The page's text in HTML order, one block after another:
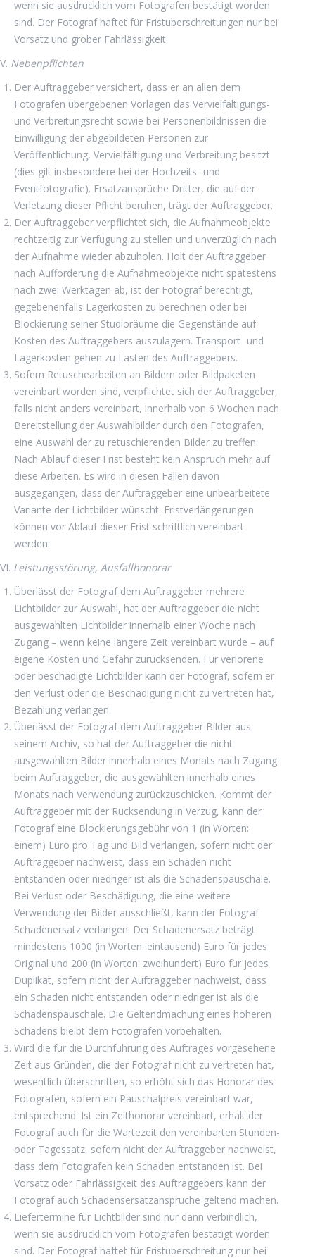
wenn sie ausdrücklich vom Fotografen bestätigt worden
sind. Der Fotograf haftet für Fristüberschreitungen nur bei
Vorsatz und grober Fahrlässigkeit.
V. Nebenpflichten
Der Auftraggeber versichert, dass er an allen dem
Fotografen übergebenen Vorlagen das Vervielfältigungs-
und Verbreitungsrecht sowie bei Personenbildnissen die
Einwilligung der abgebildeten Personen zur
Veröffentlichung, Vervielfältigung und Verbreitung besitzt
(dies gilt insbesondere bei der Hochzeits- und
Eventfotografie). Ersatzansprüche Dritter, die auf der
Verletzung dieser Pflicht beruhen, trägt der Auftraggeber.
Der Auftraggeber verpflichtet sich, die Aufnahmeobjekte
rechtzeitig zur Verfügung zu stellen und unverzüglich nach
der Aufnahme wieder abzuholen. Holt der Auftraggeber
nach Aufforderung die Aufnahmeobjekte nicht spätestens
nach zwei Werktagen ab, ist der Fotograf berechtigt,
gegebenenfalls Lagerkosten zu berechnen oder bei
Blockierung seiner Studioräume die Gegenstände auf
Kosten des Auftraggebers auszulagern. Transport- und
Lagerkosten gehen zu Lasten des Auftraggebers.
Sofern Retuschearbeiten an Bildern oder Bildpaketen
vereinbart worden sind, verpflichtet sich der Auftraggeber,
falls nicht anders vereinbart, innerhalb von 6 Wochen nach
Bereitstellung der Auswahlbilder durch den Fotografen,
eine Auswahl der zu retuschierenden Bilder zu treffen.
Nach Ablauf dieser Frist besteht kein Anspruch mehr auf
diese Arbeiten. Es wird in diesen Fällen davon
ausgegangen, dass der Auftraggeber eine unbearbeitete
Variante der Lichtbilder wünscht. Fristverlängerungen
können vor Ablauf dieser Frist schriftlich vereinbart
werden.
VI. Leistungsstörung, Ausfallhonorar
Überlässt der Fotograf dem Auftraggeber mehrere
Lichtbilder zur Auswahl, hat der Auftraggeber die nicht
ausgewählten Lichtbilder innerhalb einer Woche nach
Zugang – wenn keine längere Zeit vereinbart wurde – auf
eigene Kosten und Gefahr zurücksenden. Für verlorene
oder beschädigte Lichtbilder kann der Fotograf, sofern er
den Verlust oder die Beschädigung nicht zu vertreten hat,
Bezahlung verlangen.
Überlässt der Fotograf dem Auftraggeber Bilder aus
seinem Archiv, so hat der Auftraggeber die nicht
ausgewählten Bilder innerhalb eines Monats nach Zugang
beim Auftraggeber, die ausgewählten innerhalb eines
Monats nach Verwendung zurückzuschicken. Kommt der
Auftraggeber mit der Rücksendung in Verzug, kann der
Fotograf eine Blockierungsgebühr von 1 (in Worten:
einem) Euro pro Tag und Bild verlangen, sofern nicht der
Auftraggeber nachweist, dass ein Schaden nicht
entstanden oder niedriger ist als die Schadenspauschale.
Bei Verlust oder Beschädigung, die eine weitere
Verwendung der Bilder ausschließt, kann der Fotograf
Schadenersatz verlangen. Der Schadenersatz beträgt
mindestens 1000 (in Worten: eintausend) Euro für jedes
Original und 200 (in Worten: zweihundert) Euro für jedes
Duplikat, sofern nicht der Auftraggeber nachweist, dass
ein Schaden nicht entstanden oder niedriger ist als die
Schadenspauschale. Die Geltendmachung eines höheren
Schadens bleibt dem Fotografen vorbehalten.
Wird die für die Durchführung des Auftrages vorgesehene
Zeit aus Gründen, die der Fotograf nicht zu vertreten hat,
wesentlich überschritten, so erhöht sich das Honorar des
Fotografen, sofern ein Pauschalpreis vereinbart war,
entsprechend. Ist ein Zeithonorar vereinbart, erhält der
Fotograf auch für die Wartezeit den vereinbarten Stunden-
oder Tagessatz, sofern nicht der Auftraggeber nachweist,
dass dem Fotografen kein Schaden entstanden ist. Bei
Vorsatz oder Fahrlässigkeit des Auftraggebers kann der
Fotograf auch Schadensersatzansprüche geltend machen.
Liefertermine für Lichtbilder sind nur dann verbindlich,
wenn sie ausdrücklich vom Fotografen bestätigt worden
sind. Der Fotograf haftet für Fristüberschreitung nur bei